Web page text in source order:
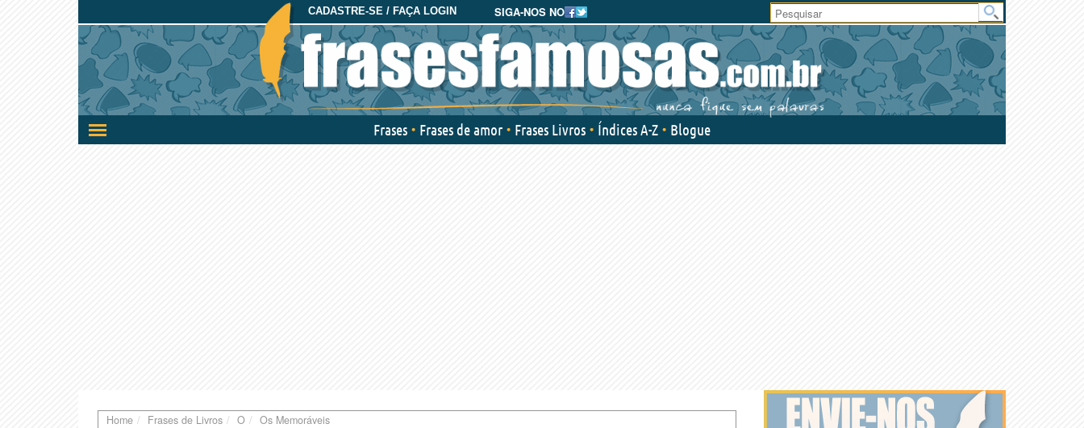
SIGA-NOS NO
CADASTRE-SE / FAÇA LOGIN
Ativar/desativar
a
Área
do
Usuário
Frases Frases de amor Frases Livros Índices A-Z Blogue
Home Frases de Livros O Os Memoráveis